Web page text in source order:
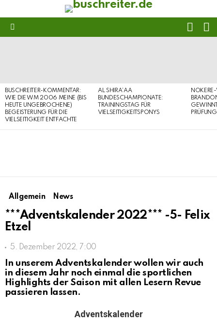
BUSCHREITER-KOMMENTAR:
WIE DIE WM 2006 MEINE (BIS
HEUTE UNGEBROCHENE)
BEGEISTERUNG FÜR DIE
VIELSEITIGKEIT ENTFACHTE
AL SHIRA’AA
BUNDESCHAMPIONATE:
TRAININGSTAG FÜR
VIELSEITIGKEITSPONYS
PRÜFUNG
Allgemein News
***Adventskalender 2022*** -5- Felix
Etzel
5. Dezember 2022, 7:00
In unserem Adventskalender wollen wir auch
in diesem Jahr noch einmal die sportlichen
Highlights der Saison mit allen Lesern Revue
passieren lassen.
Adventskalender